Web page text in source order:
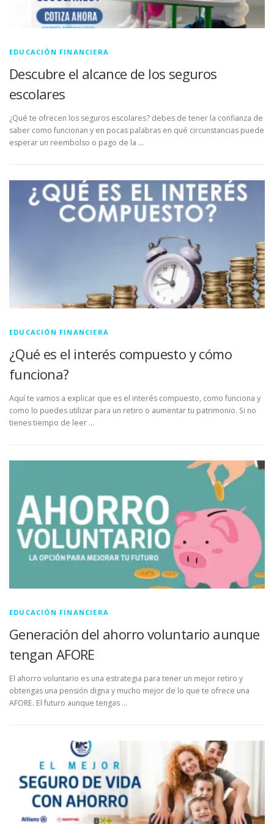
EDUCACIÓN FINANCIERA
Descubre el alcance de los seguros
escolares
¿Qué te ofrecen los seguros escolares? debes de tener la confianza de
saber como funcionan y en pocas palabras en qué circunstancias puede
esperar un reembolso o pago de la …
EDUCACIÓN FINANCIERA
¿Qué es el interés compuesto y cómo
funciona?
Aquí te vamos a explicar que es el interés compuesto, como funciona y
como lo puedes utilizar para un retiro o aumentar tu patrimonio. Si no
tienes tiempo de leer …
EDUCACIÓN FINANCIERA
Generación del ahorro voluntario aunque
tengan AFORE
El ahorro voluntario es una estrategia para tener un mejor retiro y
obtengas una pensión digna y mucho mejor de lo que te ofrece una
AFORE. El futuro aunque tengas …